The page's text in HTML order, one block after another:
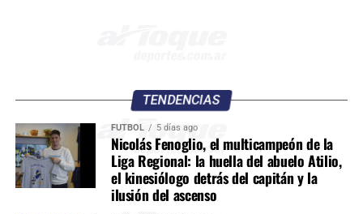
TENDENCIAS
FÚTBOL 5 días ago
Nicolás Fenoglio, el multicampeón de la
Liga Regional: la huella del abuelo Atilio,
el kinesiólogo detrás del capitán y la
ilusión del ascenso